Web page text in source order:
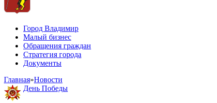
Город Владимир
Малый бизнес
Обращения граждан
Стратегия города
Документы
Главная»Новости
День Победы